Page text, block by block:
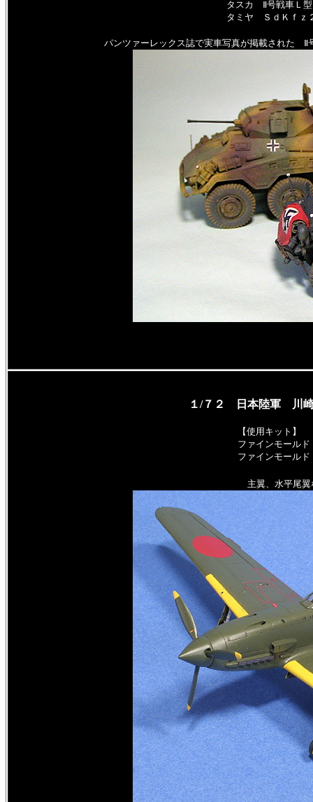
タスカ Ⅱ号戦車Ｌ
タミヤ ＳｄＫｆｚ
パンツァーレックス誌で実車写真が掲載された Ⅱ
１/７２ 日本陸軍 川
【使用キット】
ファインモール
ファインモール
主翼、水平尾